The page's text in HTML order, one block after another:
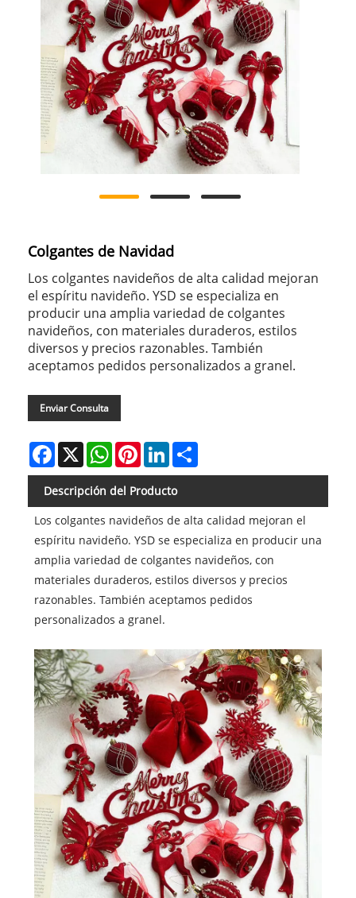
Colgantes de Navidad
Los colgantes navideños de alta calidad mejoran
el espíritu navideño. YSD se especializa en
producir una amplia variedad de colgantes
navideños, con materiales duraderos, estilos
diversos y precios razonables. También
aceptamos pedidos personalizados a granel.
Enviar Consulta
Facebook
X WhatsAppPinterestLinkedIn
Descripción del Producto
Los colgantes navideños de alta calidad mejoran el
espíritu navideño. YSD se especializa en producir una
amplia variedad de colgantes navideños, con
materiales duraderos, estilos diversos y precios
razonables. También aceptamos pedidos
personalizados a granel.